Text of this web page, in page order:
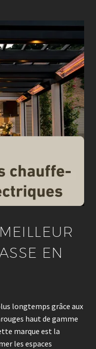
EN
longtemps grâce aux
haut de gamme
marque est la
les espaces